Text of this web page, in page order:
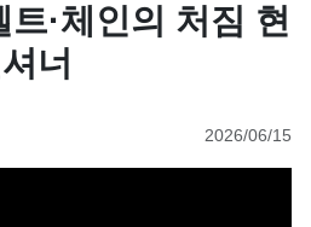
·체인의 처짐 현
너
2026/06/15